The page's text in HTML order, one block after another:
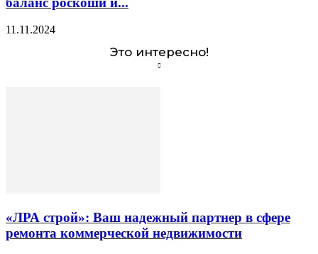
11.11.2024
Это интересно!
«ЛРА строй»: Ваш надежный партнер в сфере
ремонта коммерческой недвижимости